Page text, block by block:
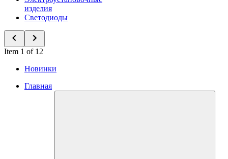
изделия
Светодиоды
Item 1 of 12
Новинки
Главная